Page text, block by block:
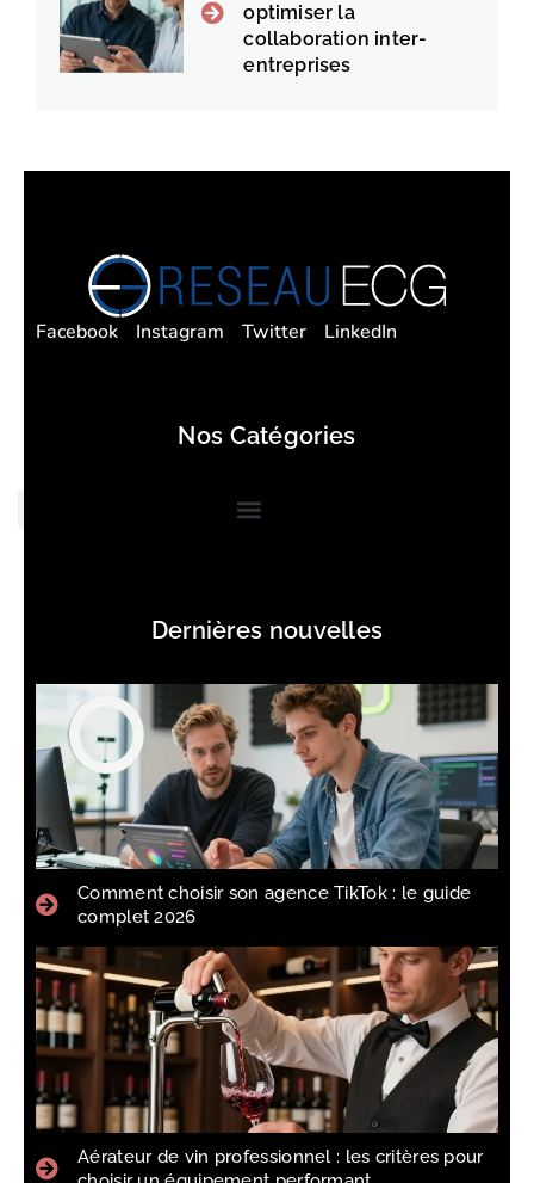
optimiser la
collaboration inter-
entreprises
Facebook Instagram Twitter LinkedIn
Nos Catégories
Dernières nouvelles
Comment choisir son agence TikTok : le guide
complet 2026
Aérateur de vin professionnel : les critères pour